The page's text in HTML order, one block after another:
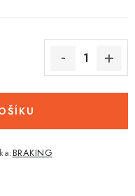
BRAKING